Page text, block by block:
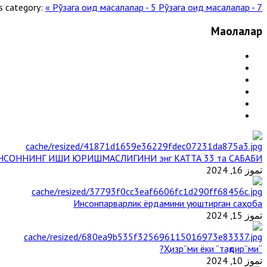
category: « Рўзага оид масалалар - 5 Рўзага оид масалалар - 7 »
Мақолалар
ИШИ ЮРИШМАСЛИГИНИ энг КАТТА 33 та САБАБИ
تموز 16, 2024
Инсонпарварлик ёрдамини уюштирган саҳоба
تموز 15, 2024
“Ҳизр”ми ёки “тақдир”ми?
تموز 10, 2024